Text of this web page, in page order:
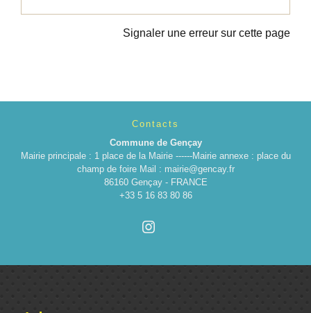
Signaler une erreur sur cette page
Contacts
Commune de Gençay
Mairie principale : 1 place de la Mairie ------Mairie annexe : place du
champ de foire Mail : mairie@gencay.fr
86160 Gençay - FRANCE
+33 5 16 83 80 86